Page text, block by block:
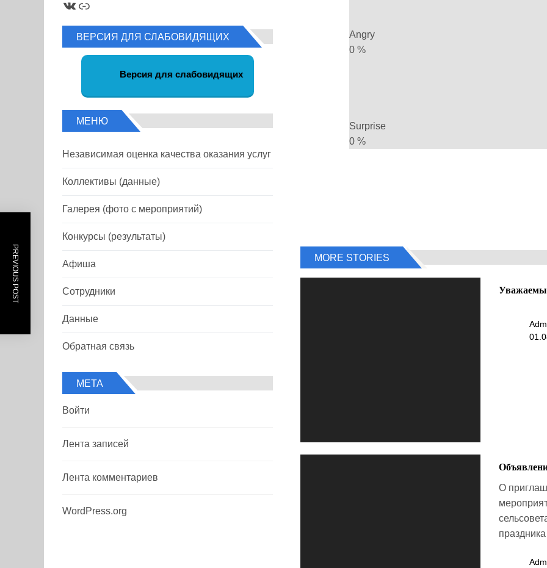
Angry
0 %
Surprise
0 %
PREVIOUS POST MORE STORIES
О
ВКонтакте
Ссылка
ВЕРСИЯ ДЛЯ СЛАБОВИДЯЩИХ
Версия для слабовидящих
МЕНЮ
Независимая оценка качества оказания услуг
Коллективы (данные)
Галерея (фото с мероприятий)
Конкурсы (результаты)
Афиша
Сотрудники
Данные
Обратная связь
МЕТА
Войти
Лента записей
Лента комментариев
WordPress.org